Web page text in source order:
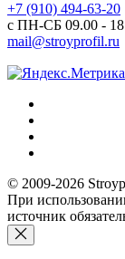
+7 (910) 494-63-20
с ПН-СБ 09.00 -
mail@stroyprofil.ru
© 2009-2026
При
источник